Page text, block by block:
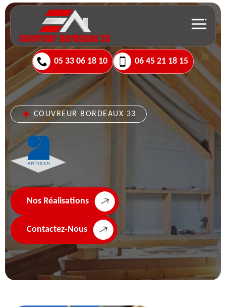
05 33 06 18 10 06 45 21 18 15
COUVREUR BORDEAUX 33
Nos Réalisations
Contactez-Nous